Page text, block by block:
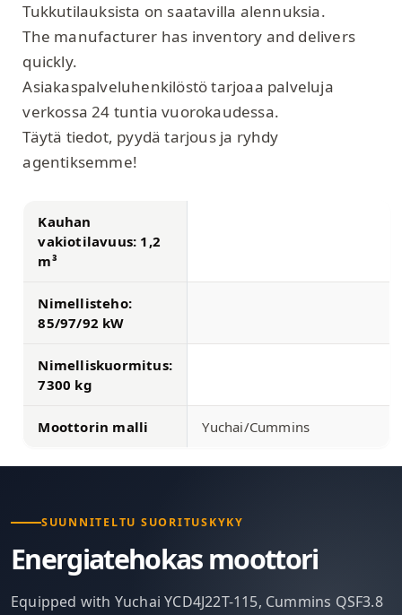
Tukkutilauksista on saatavilla alennuksia.
The manufacturer has inventory and delivers
quickly.
Asiakaspalveluhenkilöstö tarjoaa palveluja
verkossa 24 tuntia vuorokaudessa.
Täytä tiedot, pyydä tarjous ja ryhdy
agentiksemme!
Kauhan
vakiotilavuus: 1,2
m³
Nimellisteho:
85/97/92 kW
Nimelliskuormitus:
7300 kg
Moottorin malli Yuchai/Cummins
SUUNNITELTU SUORITUSKYKY
Energiatehokas moottori
Equipped with Yuchai YCD4J22T-115, Cummins QSF3.8